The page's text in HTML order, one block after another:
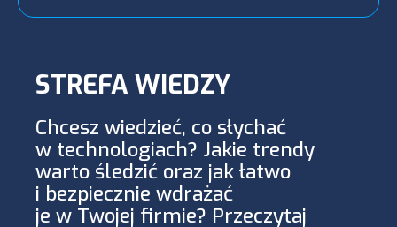
STREFA WIEDZY
Chcesz wiedzieć, co słychać
w technologiach? Jakie trendy
warto śledzić oraz jak łatwo
i bezpiecznie wdrażać
je w Twojej firmie? Przeczytaj